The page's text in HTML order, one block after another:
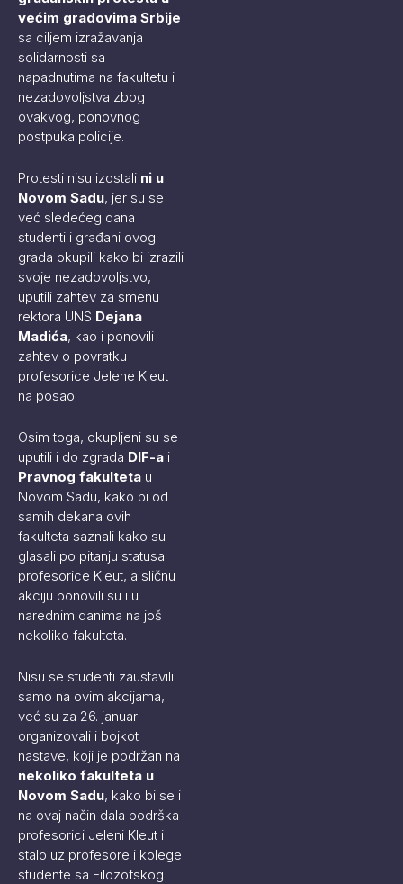
većim gradovima Srbije
sa ciljem izražavanja
solidarnosti sa
napadnutima na fakultetu i
nezadovoljstva zbog
ovakvog, ponovnog
postpuka policije.
Protesti nisu izostali ni u
Novom Sadu, jer su se
već sledećeg dana
studenti i građani ovog
grada okupili kako bi izrazili
svoje nezadovoljstvo,
uputili zahtev za smenu
rektora UNS Dejana
Madića, kao i ponovili
zahtev o povratku
profesorice Jelene Kleut
na posao.
Osim toga, okupljeni su se
uputili i do zgrada DIF-a i
Pravnog fakulteta u
Novom Sadu, kako bi od
samih dekana ovih
fakulteta saznali kako su
glasali po pitanju statusa
profesorice Kleut, a sličnu
akciju ponovili su i u
narednim danima na još
nekoliko fakulteta.
Nisu se studenti zaustavili
samo na ovim akcijama,
već su za 26. januar
organizovali i bojkot
nastave, koji je podržan na
nekoliko fakulteta u
Novom Sadu, kako bi se i
na ovaj način dala podrška
profesorici Jeleni Kleut i
stalo uz profesore i kolege
studente sa Filozofskog